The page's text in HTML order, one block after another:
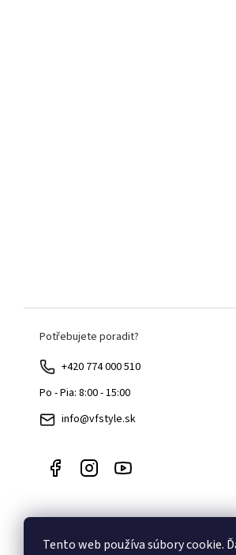
Tento web používa súbory cookie.
Potřebujete poradit?
+420 774 000 510
Po - Pia: 8:00 - 15:00
info@vfstyle.sk